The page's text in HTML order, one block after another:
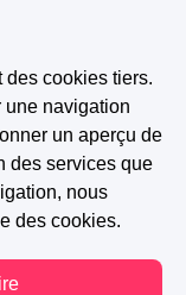
des cookies tiers.
une navigation
un aperçu de
des services que
nous
des cookies.